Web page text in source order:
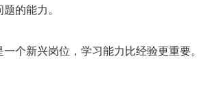
的能力。
个新兴岗位，学习能力比经验更重要